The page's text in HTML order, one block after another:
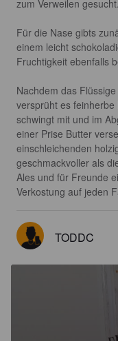
zum Verweilen gesucht.
Für die Nase gibts
einem leicht
Fruchtigkeit ebenfalls
Nachdem das
versprüht es
schwingt mit und im
einer Prise Butter
einschleichenden
geschmackvoller als
Ales und für Freunde
Verkostung auf jeden
TODDC